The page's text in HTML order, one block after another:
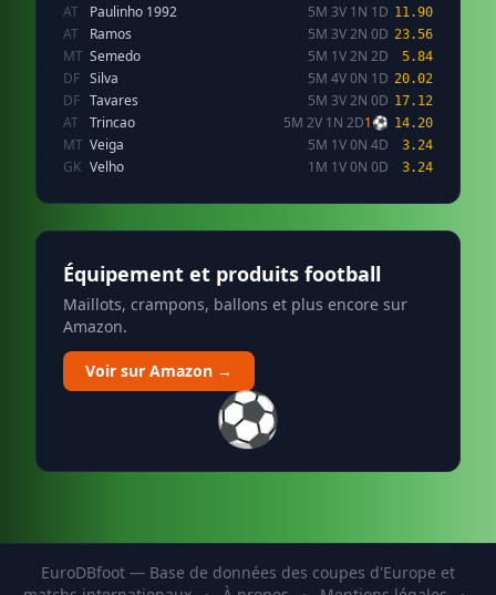
AT Paulinho 1992 5M 3V 1N 1D 11.90
AT Ramos 5M 3V 2N 0D 23.56
MT Semedo 5M 1V 2N 2D 5.84
DF Silva 5M 4V 0N 1D 20.02
DF Tavares 5M 3V 2N 0D 17.12
AT Trincao 5M 2V 1N 2D1⚽ 14.20
MT Veiga 5M 1V 0N 4D 3.24
GK Velho 1M 1V 0N 0D 3.24
Équipement et produits football
Maillots, crampons, ballons et plus encore sur
Amazon.
Voir sur Amazon →
⚽
EuroDBfoot — Base de données des coupes d'Europe et